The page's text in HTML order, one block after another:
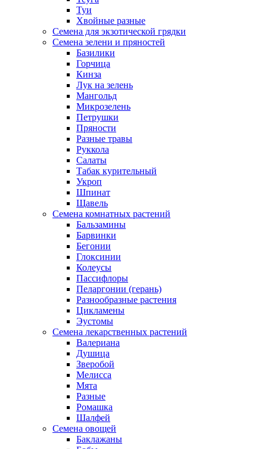
Туи
Хвойные разные
Семена для экзотической грядки
Семена зелени и пряностей
Базилики
Горчица
Кинза
Лук на зелень
Мангольд
Микрозелень
Петрушки
Пряности
Разные травы
Руккола
Салаты
Табак курительный
Укроп
Шпинат
Щавель
Семена комнатных растений
Бальзамины
Барвинки
Бегонии
Глоксинии
Колеусы
Пассифлоры
Пеларгонии (герань)
Разнообразные растения
Цикламены
Эустомы
Семена лекарственных растений
Валериана
Душица
Зверобой
Мелисса
Мята
Разные
Ромашка
Шалфей
Семена овощей
Баклажаны